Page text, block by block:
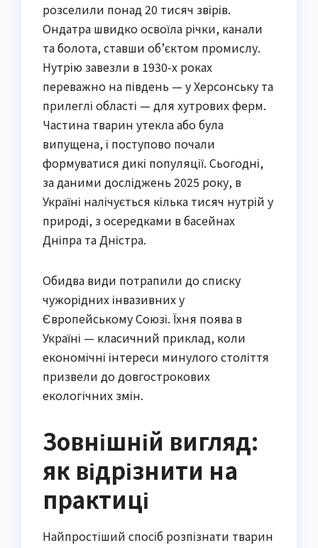
розселили понад 20 тисяч звірів.
Ондатра швидко освоїла річки, канали
та болота, ставши об’єктом промислу.
Нутрію завезли в 1930-х роках
переважно на південь — у Херсонську та
прилеглі області — для хутрових ферм.
Частина тварин утекла або була
випущена, і поступово почали
формуватися дикі популяції. Сьогодні,
за даними досліджень 2025 року, в
Україні налічується кілька тисяч нутрій у
природі, з осередками в басейнах
Дніпра та Дністра.
Обидва види потрапили до списку
чужорідних інвазивних у
Європейському Союзі. Їхня поява в
Україні — класичний приклад, коли
економічні інтереси минулого століття
призвели до довгострокових
екологічних змін.
Зовнішній вигляд:
як відрізнити на
практиці
Найпростіший спосіб розпізнати тварин